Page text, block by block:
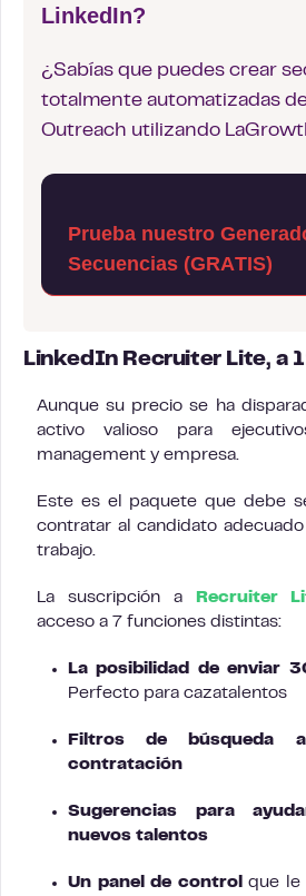
LinkedIn?
¿Sabías que puedes crear
totalmente automatizadas
Outreach utilizando
Prueba nuestro
Secuencias (GRATIS)
LinkedIn Recruiter Lite, a
Aunque su precio se ha
activo valioso para
management y empresa.
Este es el paquete que debe
contratar al candidato
trabajo.
La suscripción a Recruiter
acceso a 7 funciones distintas:
La posibilidad de enviar
Perfecto para cazatalentos
Filtros de búsqueda
contratación
Sugerencias para
nuevos talentos
Un panel de control
que le